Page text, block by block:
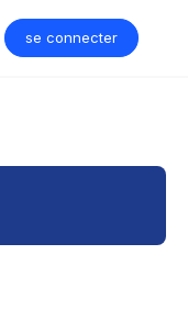
se connecter